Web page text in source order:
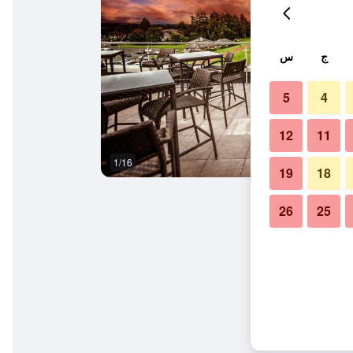
1/16
ج س
4
5
11
12
18
19
25
26